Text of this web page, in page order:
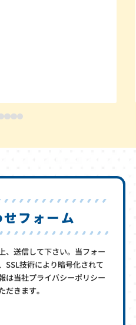
フォーム
、送信して下さい。当フォー
SSL技術により暗号化されて
は当社プライバシーポリシー
だきます。